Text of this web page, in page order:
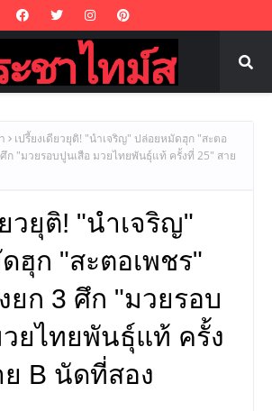
เปรี้ยงเดียวยุติ! "นําเจริญ" ปล่อยหมัดฮุก "สะตอ
ก "มวยรอบปูนเสือ มวยไทยพันธุ์แท้ ครั้งที่ 25" สาย
ยวยุติ! "นําเจริญ"
ฮุก "สะตอเพชร"
ยก 3 ศึก "มวยรอบ
ยไทยพันธุ์แท้ ครั้ง
B นัดที่สอง